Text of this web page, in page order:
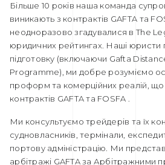
Більше 10 років наша команда
виникають з контрактів GAFTA та
неодноразово згадувалися в The
юридичних рейтингах. Наші юристи
підготовку (включаючи Gafta
Programme), ми добре розуміємо
проформ та комерційних реалій, що
контрактів GAFTA та FOSFA .
Ми консультуємо трейдерів та їх
судновласників, термінали,
портову адміністрацію. Ми
арбітражі GAFTA за Арбітражними